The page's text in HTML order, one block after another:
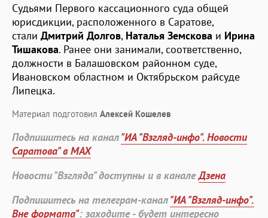
Судьями Первого кассационного суда общей
юрисдикции, расположенного в Саратове,
стали Дмитрий Долгов, Наталья Земскова и Ирина
Тишакова. Ранее они занимали, соответственно,
должности в Балашовском районном суде,
Ивановском областном и Октябрьском райсуде
Липецка.
Материал подготовил Алексей Кошелев
Подпишитесь на канал"ИА "Взгляд-инфо". Новости
Саратова" в MAX
Новости "Взгляда" доступны и в каналеДзена
Подпишитесь на телеграм-канал"ИА "Взгляд-инфо".
Вне формата": заходите - будет интересно